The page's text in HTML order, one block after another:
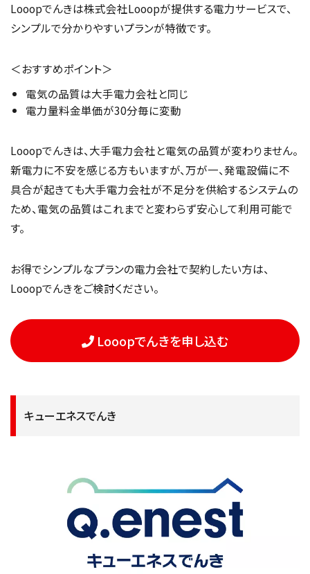
Looopでんきは株式会社Looopが提供する電力サービスで、
シンプルで分かりやすいプランが特徴です。
＜おすすめポイント＞
電気の品質は大手電力会社と同じ
電力量料金単価が30分毎に変動
Looopでんきは、大手電力会社と電気の品質が変わりません。
新電力に不安を感じる方もいますが、万が一、発電設備に不
具合が起きても大手電力会社が不足分を供給するシステムの
ため、電気の品質はこれまでと変わらず安心して利用可能で
す。
お得でシンプルなプランの電力会社で契約したい方は、
Looopでんきをご検討ください。
Looopでんきを申し込む
キューエネスでんき